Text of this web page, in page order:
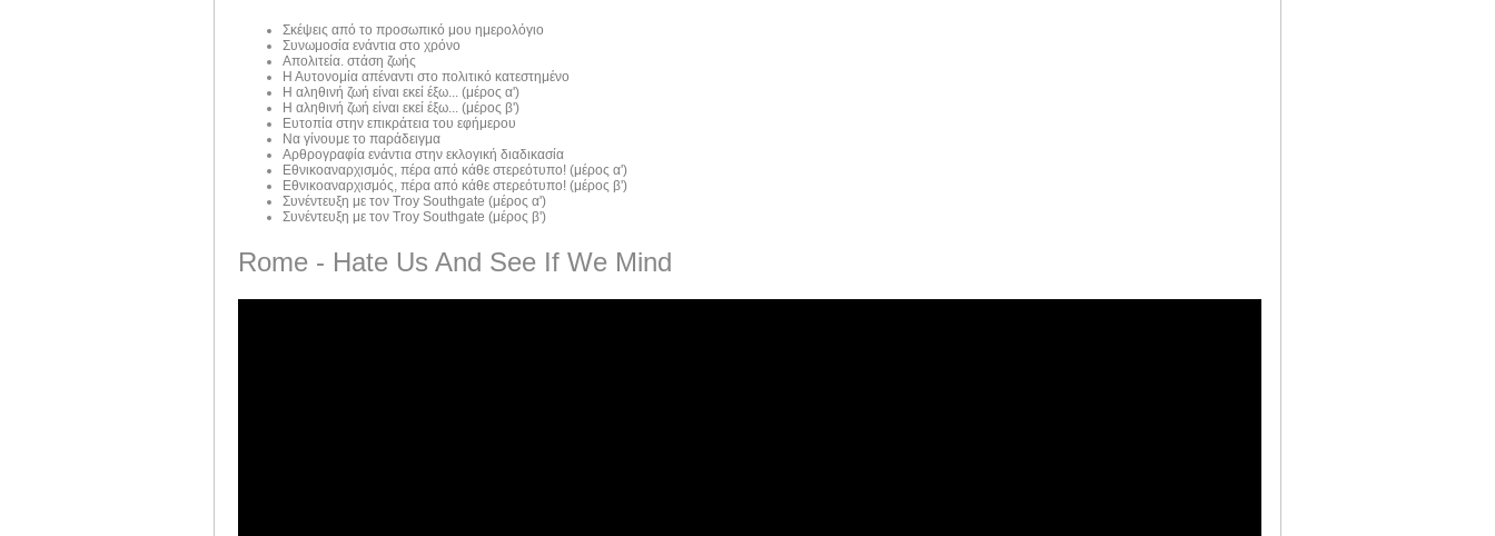
Σκέψεις από το προσωπικό μου ημερολόγιο
Συνωμοσία ενάντια στο χρόνο
Απολιτεία. στάση ζωής
Η Αυτονομία απέναντι στο πολιτικό κατεστημένο
Η αληθινή ζωή είναι εκεί έξω... (μέρος α')
Η αληθινή ζωή είναι εκεί έξω... (μέρος β')
Ευτοπία στην επικράτεια του εφήμερου
Να γίνουμε το παράδειγμα
Αρθρογραφία ενάντια στην εκλογική διαδικασία
Εθνικοαναρχισμός, πέρα από κάθε στερεότυπο! (μέρος α')
Εθνικοαναρχισμός, πέρα από κάθε στερεότυπο! (μέρος β')
Συνέντευξη με τον Troy Southgate (μέρος α')
Συνέντευξη με τον Troy Southgate (μέρος β')
Rome - Hate Us And See If We Mind